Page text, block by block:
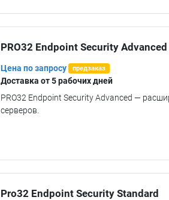
PRO32 Endpoint Security Advanced
Цена по запросу предзаказ
Доставка от 5 рабочих дней
PRO32 Endpoint Security Advanced —
серверов.
Pro32 Endpoint Security Standard